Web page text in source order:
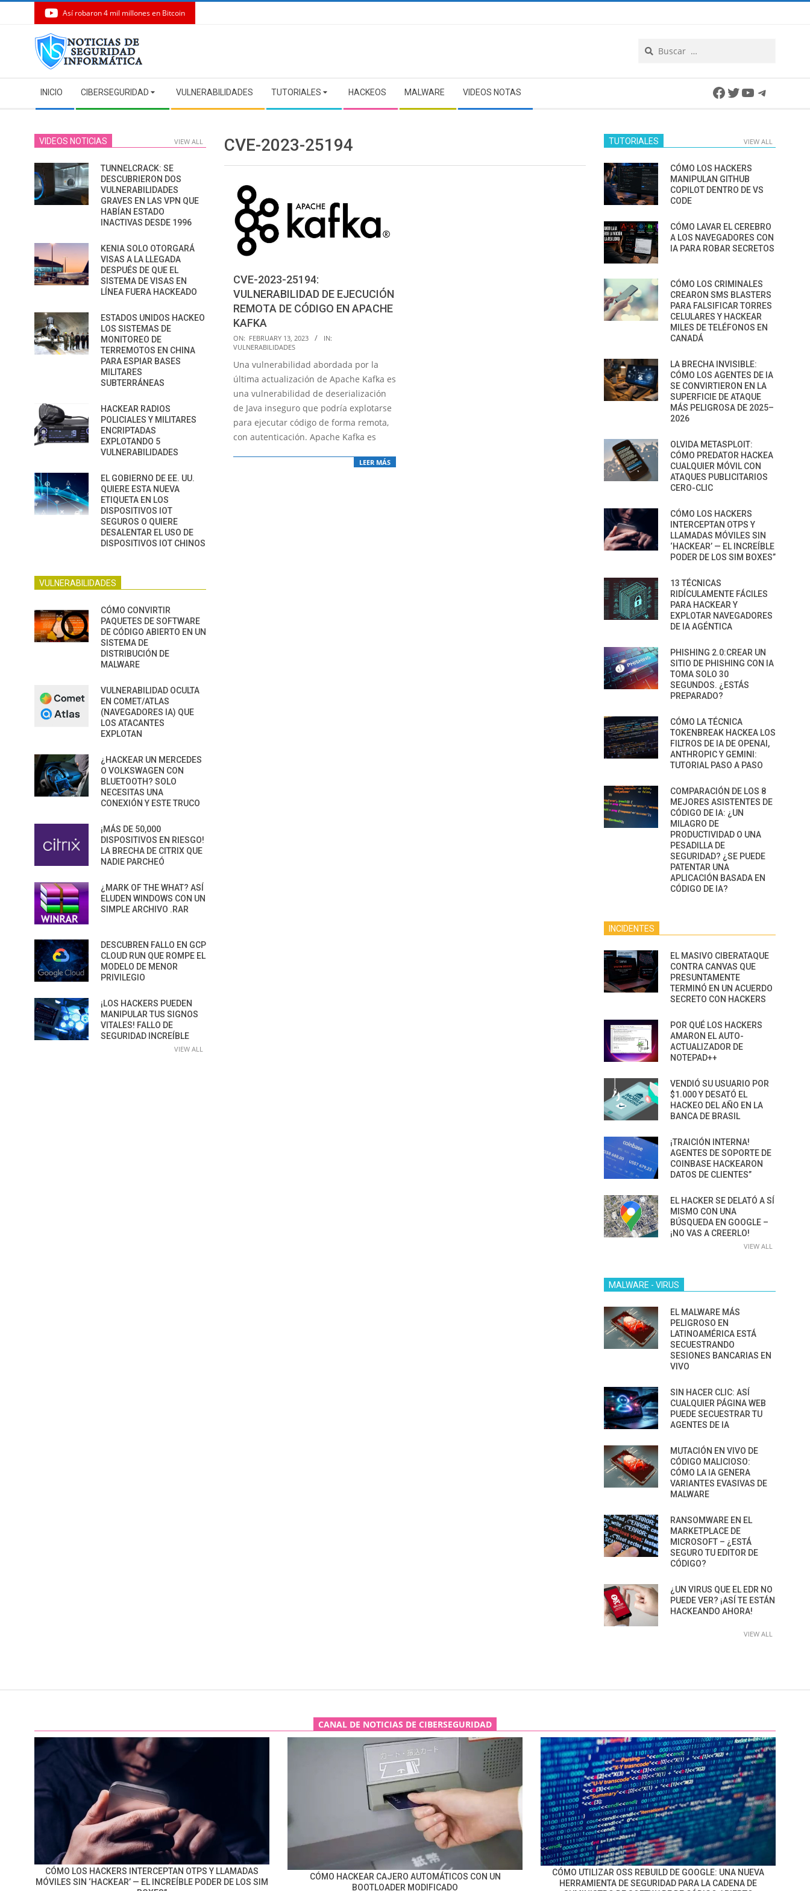
Así robaron 4 mil millones en Bitcoin
Navigation
Menu
INICIO CIBERSEGURIDAD VULNERABILIDADES TUTORIALES HACKEOS MALWARE VIDEOS NOTAS Facebook
Twitter
YouTube
CVE-2023-25194
CVE-2023-25194:
VULNERABILIDAD DE EJECUCIÓN
REMOTA DE CÓDIGO EN APACHE
KAFKA
2023-
02-
13
ON: FEBRUARY 13, 2023
IN:
VULNERABILIDADES
Una vulnerabilidad abordada por la
última actualización de Apache Kafka es
una vulnerabilidad de deserialización
de Java inseguro que podría explotarse
para ejecutar código de forma remota,
con autenticación. Apache Kafka es
LEER MÁS
VIDEOS NOTICIAS VIEW ALL
TUNNELCRACK: SE
DESCUBRIERON DOS
VULNERABILIDADES
GRAVES EN LAS VPN QUE
HABÍAN ESTADO
INACTIVAS DESDE 1996
KENIA SOLO OTORGARÁ
VISAS A LA LLEGADA
DESPUÉS DE QUE EL
SISTEMA DE VISAS EN
LÍNEA FUERA HACKEADO
ESTADOS UNIDOS HACKEO
LOS SISTEMAS DE
MONITOREO DE
TERREMOTOS EN CHINA
PARA ESPIAR BASES
MILITARES
SUBTERRÁNEAS
HACKEAR RADIOS
POLICIALES Y MILITARES
ENCRIPTADAS
EXPLOTANDO 5
VULNERABILIDADES
EL GOBIERNO DE EE. UU.
QUIERE ESTA NUEVA
ETIQUETA EN LOS
DISPOSITIVOS IOT
SEGUROS O QUIERE
DESALENTAR EL USO DE
DISPOSITIVOS IOT CHINOS
VULNERABILIDADES
CÓMO CONVIRTIR
PAQUETES DE SOFTWARE
DE CÓDIGO ABIERTO EN UN
SISTEMA DE
DISTRIBUCIÓN DE
MALWARE
VULNERABILIDAD OCULTA
EN COMET/ATLAS
(NAVEGADORES IA) QUE
LOS ATACANTES
EXPLOTAN
¿HACKEAR UN MERCEDES
O VOLKSWAGEN CON
BLUETOOTH? SOLO
NECESITAS UNA
CONEXIÓN Y ESTE TRUCO
¡MÁS DE 50,000
DISPOSITIVOS EN RIESGO!
LA BRECHA DE CITRIX QUE
NADIE PARCHEÓ
¿MARK OF THE WHAT? ASÍ
ELUDEN WINDOWS CON UN
SIMPLE ARCHIVO .RAR
DESCUBREN FALLO EN GCP
CLOUD RUN QUE ROMPE EL
MODELO DE MENOR
PRIVILEGIO
¡LOS HACKERS PUEDEN
MANIPULAR TUS SIGNOS
VITALES! FALLO DE
SEGURIDAD INCREÍBLE
VIEW ALL
TUTORIALES VIEW ALL
CÓMO LOS HACKERS
MANIPULAN GITHUB
COPILOT DENTRO DE VS
CODE
CÓMO LAVAR EL CEREBRO
A LOS NAVEGADORES CON
IA PARA ROBAR SECRETOS
CÓMO LOS CRIMINALES
CREARON SMS BLASTERS
PARA FALSIFICAR TORRES
CELULARES Y HACKEAR
MILES DE TELÉFONOS EN
CANADÁ
LA BRECHA INVISIBLE:
CÓMO LOS AGENTES DE IA
SE CONVIRTIERON EN LA
SUPERFICIE DE ATAQUE
MÁS PELIGROSA DE 2025–
2026
OLVIDA METASPLOIT:
CÓMO PREDATOR HACKEA
CUALQUIER MÓVIL CON
ATAQUES PUBLICITARIOS
CERO-CLIC
CÓMO LOS HACKERS
INTERCEPTAN OTPS Y
LLAMADAS MÓVILES SIN
‘HACKEAR’ — EL INCREÍBLE
PODER DE LOS SIM BOXES”
13 TÉCNICAS
RIDÍCULAMENTE FÁCILES
PARA HACKEAR Y
EXPLOTAR NAVEGADORES
DE IA AGÉNTICA
PHISHING 2.0:CREAR UN
SITIO DE PHISHING CON IA
TOMA SOLO 30
SEGUNDOS. ¿ESTÁS
PREPARADO?
CÓMO LA TÉCNICA
TOKENBREAK HACKEA LOS
FILTROS DE IA DE OPENAI,
ANTHROPIC Y GEMINI:
TUTORIAL PASO A PASO
COMPARACIÓN DE LOS 8
MEJORES ASISTENTES DE
CÓDIGO DE IA: ¿UN
MILAGRO DE
PRODUCTIVIDAD O UNA
PESADILLA DE
SEGURIDAD? ¿SE PUEDE
PATENTAR UNA
APLICACIÓN BASADA EN
CÓDIGO DE IA?
INCIDENTES
EL MASIVO CIBERATAQUE
CONTRA CANVAS QUE
PRESUNTAMENTE
TERMINÓ EN UN ACUERDO
SECRETO CON HACKERS
POR QUÉ LOS HACKERS
AMARON EL AUTO-
ACTUALIZADOR DE
NOTEPAD++
VENDIÓ SU USUARIO POR
$1.000 Y DESATÓ EL
HACKEO DEL AÑO EN LA
BANCA DE BRASIL
¡TRAICIÓN INTERNA!
AGENTES DE SOPORTE DE
COINBASE HACKEARON
DATOS DE CLIENTES”
EL HACKER SE DELATÓ A SÍ
MISMO CON UNA
BÚSQUEDA EN GOOGLE –
¡NO VAS A CREERLO!
VIEW ALL
MALWARE - VIRUS
EL MALWARE MÁS
PELIGROSO EN
LATINOAMÉRICA ESTÁ
SECUESTRANDO
SESIONES BANCARIAS EN
VIVO
SIN HACER CLIC: ASÍ
CUALQUIER PÁGINA WEB
PUEDE SECUESTRAR TU
AGENTES DE IA
MUTACIÓN EN VIVO DE
CÓDIGO MALICIOSO:
CÓMO LA IA GENERA
VARIANTES EVASIVAS DE
MALWARE
RANSOMWARE EN EL
MARKETPLACE DE
MICROSOFT – ¿ESTÁ
SEGURO TU EDITOR DE
CÓDIGO?
¿UN VIRUS QUE EL EDR NO
PUEDE VER? ¡ASÍ TE ESTÁN
HACKEANDO AHORA!
VIEW ALL
CANAL DE NOTICIAS DE CIBERSEGURIDAD
CÓMO LOS HACKERS INTERCEPTAN OTPS Y LLAMADAS
MÓVILES SIN ‘HACKEAR’ — EL INCREÍBLE PODER DE LOS SIM
CÓMO HACKEAR CAJERO AUTOMÁTICOS CON UN
BOOTLOADER MODIFICADO
CÓMO UTILIZAR OSS REBUILD DE GOOGLE: UNA NUEVA
HERRAMIENTA DE SEGURIDAD PARA LA CADENA DE